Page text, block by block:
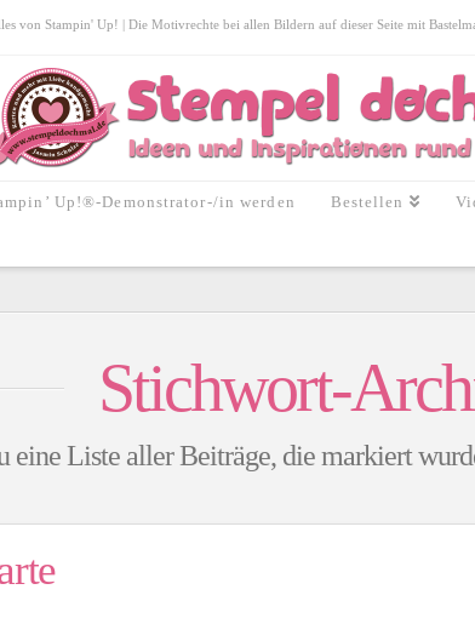
von Stampin' Up! | Die Motivrechte bei allen Bildern auf dieser Seite mit
Up!®-Demonstrator-/in werden Bestellen
Stichwort-
eine Liste aller Beiträge, die markiert